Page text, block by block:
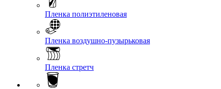
Пленка полиэтиленовая
Пленка воздушно-пузырьковая
Пленка стретч